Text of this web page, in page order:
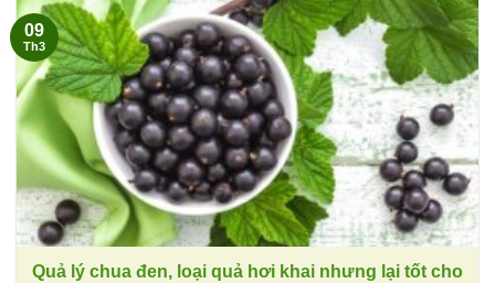
Quả lý chua đen, loại quả hơi khai nhưng lại tốt cho
09
Th3